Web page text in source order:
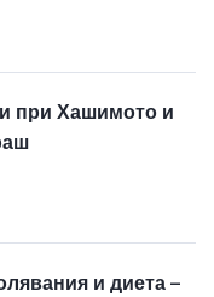
при Хашимото и
и диета –